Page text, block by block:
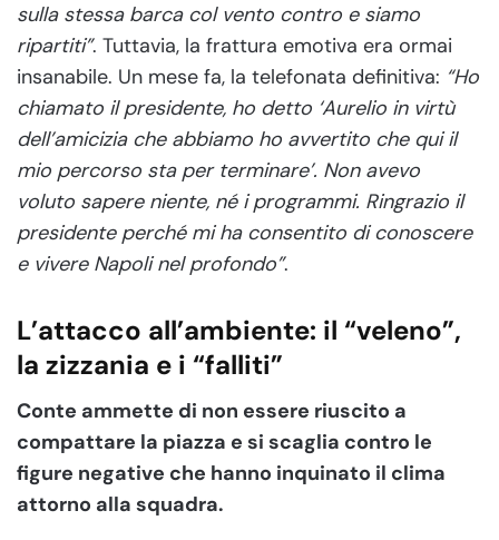
sulla stessa barca col vento contro e siamo
ripartiti”. Tuttavia, la frattura emotiva era ormai
insanabile. Un mese fa, la telefonata definitiva: “Ho
chiamato il presidente, ho detto ‘Aurelio in virtù
dell’amicizia che abbiamo ho avvertito che qui il
mio percorso sta per terminare’. Non avevo
voluto sapere niente, né i programmi. Ringrazio il
presidente perché mi ha consentito di conoscere
e vivere Napoli nel profondo”.
L’attacco all’ambiente: il “veleno”,
la zizzania e i “falliti”
Conte ammette di non essere riuscito a
compattare la piazza e si scaglia contro le
figure negative che hanno inquinato il clima
attorno alla squadra.